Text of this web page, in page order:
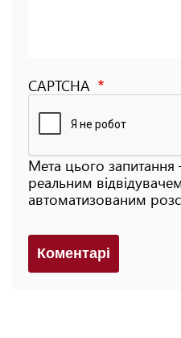
CAPTCHA
Мета цього
реальним
автоматизованим
Коментарi